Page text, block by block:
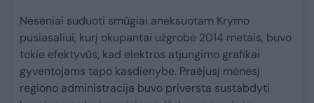
Neseniai suduoti smūgiai aneksuotam Krymo
pusiasaliui, kurį okupantai užgrobė 2014 metais, buvo
tokie efektyvūs, kad elektros atjungimo grafikai
gyventojams tapo kasdienybe. Praėjusį mėnesį
regiono administracija buvo priversta sustabdyti